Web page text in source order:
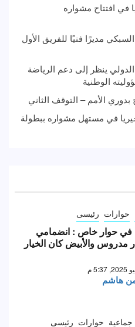
في افتتاح مشواره
مديرًا فنيًا للفريق الأول
ينظر إلى دعم الرياضة
الوطنية
في مستهل مشواره ببطولة
حوارات رئيسى
في حوار خاص : انضمامي
مدروس والأبيض كان الخيار
هاشم
جماعية حوارات رئيسى